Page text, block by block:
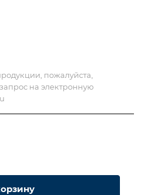
пожалуйста,
на электронную